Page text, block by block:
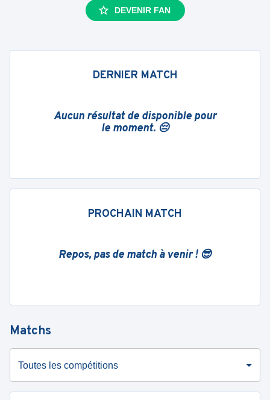
DEVENIR FAN
DERNIER MATCH
Aucun résultat de disponible pour
le moment. 😔
PROCHAIN MATCH
Repos, pas de match à venir ! 😎
Matchs
Toutes les compétitions